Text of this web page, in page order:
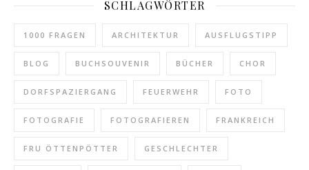
SCHLAGWÖRTER
1000 FRAGEN ARCHITEKTUR AUSFLUGSTIPP
BLOG BUCHSOUVENIR BÜCHER CHOR
DORFSPAZIERGANG FEUERWEHR FOTO
FOTOGRAFIE FOTOGRAFIEREN FRANKREICH
FRU ÖTTENPÖTTER GESCHLECHTER